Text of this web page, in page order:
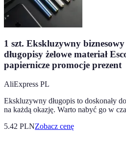
1 szt. Ekskluzywny
długopisy żelowe materiał
papiernicze promocje prezent
AliExpress PL
Ekskluzywny długopis to doskonały
na każdą okazję. Warto nabyć go w
5.42 PLNZobacz cenę